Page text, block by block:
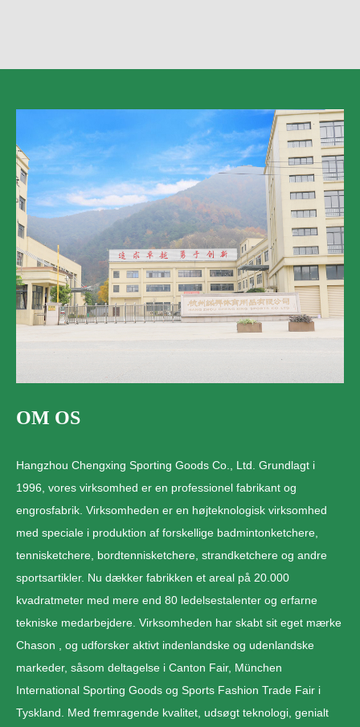
OM OS
Hangzhou Chengxing Sporting Goods Co., Ltd. Grundlagt i
1996, vores virksomhed er en professionel fabrikant og
engrosfabrik. Virksomheden er en højteknologisk virksomhed
med speciale i produktion af forskellige badmintonketchere,
tennisketchere, bordtennisketchere, strandketchere og andre
sportsartikler. Nu dækker fabrikken et areal på 20.000
kvadratmeter med mere end 80 ledelsestalenter og erfarne
tekniske medarbejdere. Virksomheden har skabt sit eget mærke
Chason , og udforsker aktivt indenlandske og udenlandske
markeder, såsom deltagelse i Canton Fair, München
International Sporting Goods og Sports Fashion Trade Fair i
Tyskland. Med fremragende kvalitet, udsøgt teknologi, genialt